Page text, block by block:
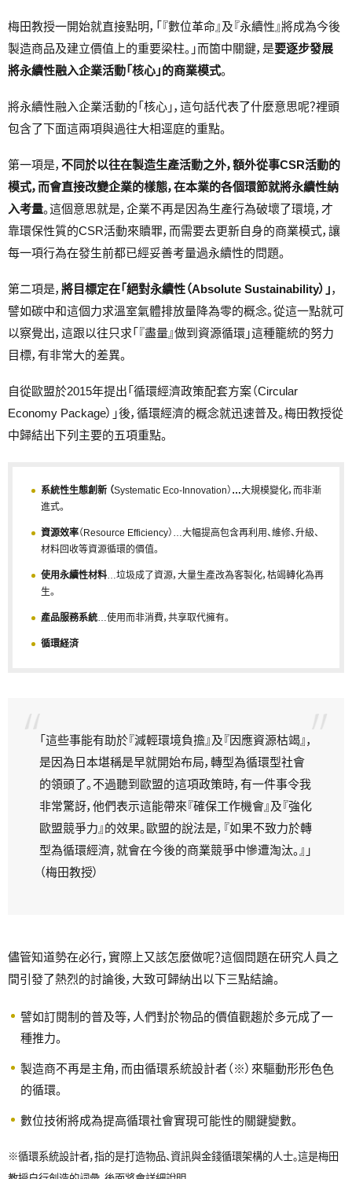
梅田教授一開始就直接點明，「『數位革命』及『永續性』將成為今後
製造商品及建立價值上的重要梁柱。」而箇中關鍵，是要逐步發展
將永續性融入企業活動「核心」的商業模式。
將永續性融入企業活動的「核心」，這句話代表了什麼意思呢？裡頭
包含了下面這兩項與過往大相逕庭的重點。
第一項是， 不同於以往在製造生產活動之外，額外從事CSR活動的
模式，而會直接改變企業的樣態，在本業的各個環節就將永續性納
入考量。這個意思就是，企業不再是因為生產行為破壞了環境，才
靠環保性質的CSR活動來贖罪，而需要去更新自身的商業模式，讓
每一項行為在發生前都已經妥善考量過永續性的問題。
第二項是， 將目標定在「絕對永續性（Absolute Sustainability）」，
譬如碳中和這個力求溫室氣體排放量降為零的概念。從這一點就可
以察覺出，這跟以往只求「『盡量』做到資源循環」這種籠統的努力
目標，有非常大的差異。
自從歐盟於2015年提出「循環經濟政策配套方案（Circular
Economy Package）」後，循環經濟的概念就迅速普及。梅田教授從
中歸結出下列主要的五項重點。
系統性生態創新 （Systematic Eco-Innovation） …大規模變化，而非漸
進式。
資源效率（Resource Efficiency）…大幅提高包含再利用、維修、升級、
材料回收等資源循環的價值。
使用永續性材料…垃圾成了資源，大量生產改為客製化，枯竭轉化為再
生。
產品服務系統…使用而非消費，共享取代擁有。
循環経済
「這些事能有助於『減輕環境負擔』及『因應資源枯竭』，
是因為日本堪稱是早就開始布局，轉型為循環型社會
的領頭了。不過聽到歐盟的這項政策時，有一件事令我
非常驚訝，他們表示這能帶來『確保工作機會』及『強化
歐盟競爭力』的效果。歐盟的說法是，『如果不致力於轉
型為循環經濟，就會在今後的商業競爭中慘遭淘汰。』」
（梅田教授）
儘管知道勢在必行，實際上又該怎麼做呢？這個問題在研究人員之
間引發了熱烈的討論後，大致可歸納出以下三點結論。
譬如訂閱制的普及等，人們對於物品的價值觀趨於多元成了一
種推力。
製造商不再是主角，而由循環系統設計者（※）來驅動形形色色
的循環。
數位技術將成為提高循環社會實現可能性的關鍵變數。
※循環系統設計者，指的是打造物品、資訊與金錢循環架構的人士。這是梅田